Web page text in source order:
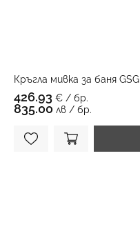
Кръгла мивка за баня
426.93 € / бр.
835.00 лв / бр.